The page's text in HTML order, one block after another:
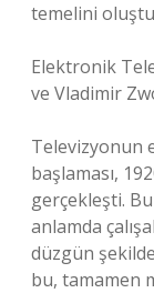
temelini
Elektronik
ve Vladimir
Televizyonun
başlaması,
gerçekleşti.
anlamda
düzgün
bu, tamamen